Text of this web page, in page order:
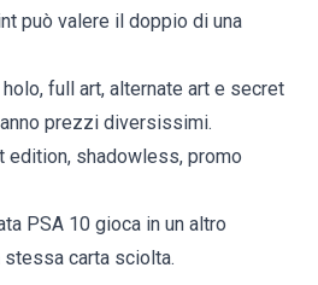
può valere il doppio di una
full art, alternate art e secret
prezzi diversissimi.
edition, shadowless, promo
PSA 10 gioca in un altro
carta sciolta.